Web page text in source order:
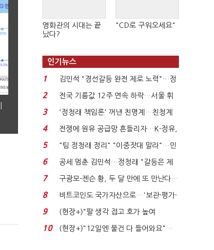
영화관의 시대는 끝
났다?
"CD로 구워오세요"
인기뉴스
1
김민석 "경선갈등 완전 제로 노력"…정
청래 "반명 공세 사...
2
전국 기름값 12주 연속 하락…서울 휘
발윳값 1909원...
3
'정청래 책임론' 꺼낸 친명계…친청계
는 추가투표 때리기...
4
전쟁에 원유 공급망 흔들리자…K-정유,
에너지안보 핵심...
5
"팀 정청래 정리" "이중잣대 말라"…민
주 최고위원 계파 다...
6
공세 멈춘 김민석…정청래 "갈등은 제
가 수습"
7
구광모-젠슨 황, 두 달 만에 또 만난다…
로봇·AI 등 논...
8
비트코인도 국가자산으로…'보관·평가·
처분' 기준은 ...
9
(현장+)"팔 생각 접고 호가 높여
요"…'덜 똘똘한 한 채' 20...
10
(현장+)"12일엔 물건 다 들어와요"…